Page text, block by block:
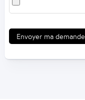
Envoyer ma demande